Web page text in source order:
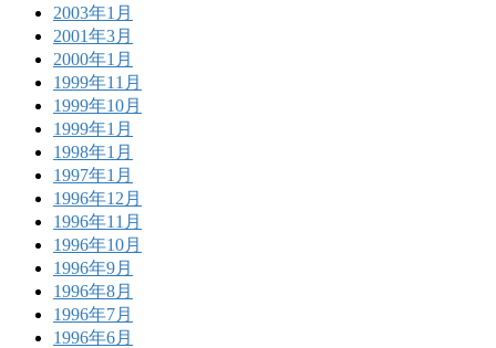
2003年1月
2001年3月
2000年1月
1999年11月
1999年10月
1999年1月
1998年1月
1997年1月
1996年12月
1996年11月
1996年10月
1996年9月
1996年8月
1996年7月
1996年6月